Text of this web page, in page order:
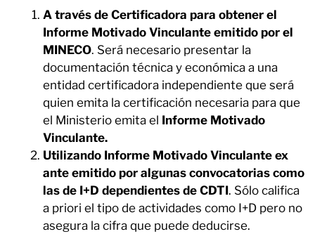
A través de Certificadora para obtener el
Informe Motivado Vinculante emitido por el
MINECO. Será necesario presentar la
documentación técnica y económica a una
entidad certificadora independiente que será
quien emita la certificación necesaria para que
el Ministerio emita el Informe Motivado
Vinculante.
Utilizando Informe Motivado Vinculante ex
ante emitido por algunas convocatorias como
las de I+D dependientes de CDTI. Sólo califica
a priori el tipo de actividades como I+D pero no
asegura la cifra que puede deducirse.